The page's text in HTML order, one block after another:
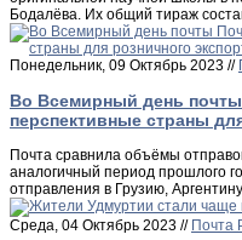
Бодалёва. Их общий тираж
Понедельник, 09 Октябрь 2023 //
Во Всемирный день
перспективные страны
Почта сравнила объёмы
аналогичный период прошлого
отправления в Грузию,
Среда, 04 Октябрь 2023 // Почта